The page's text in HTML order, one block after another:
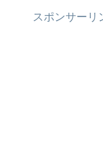
スポンサーリ